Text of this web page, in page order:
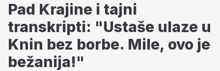
Pad Krajine i tajni
transkripti: "Ustaše ulaze u
Knin bez borbe. Mile, ovo je
bežanija!"